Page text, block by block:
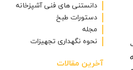
دانستنی های فنی آشپزخانه
دستورات طبخ
مجله
نحوه نگهداری تجهیزات
آخرین مقالات